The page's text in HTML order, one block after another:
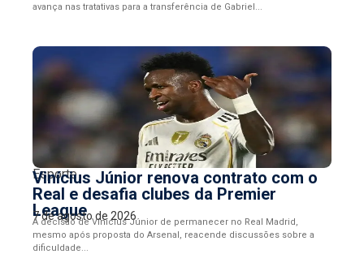
avança nas tratativas para a transferência de Gabriel...
Esporte
Vinícius Júnior renova contrato com o
Real e desafia clubes da Premier
League
7 de agosto de 2026
A decisão de Vinícius Júnior de permanecer no Real Madrid,
mesmo após proposta do Arsenal, reacende discussões sobre a
dificuldade...